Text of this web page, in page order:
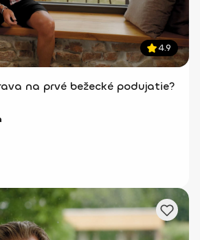
4.9
na prvé bežecké podujatie?